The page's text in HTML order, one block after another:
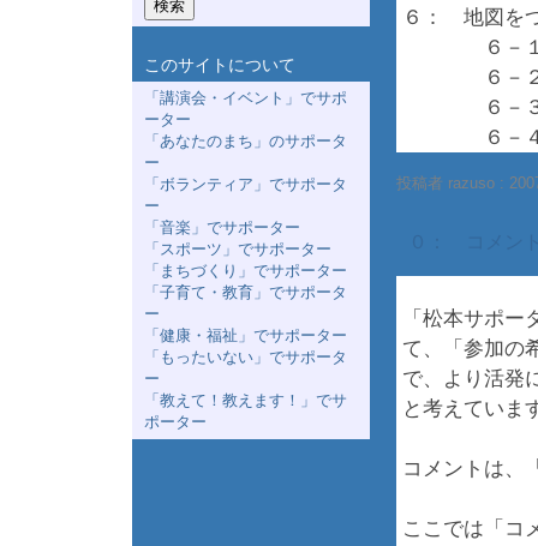
このサイトについて
「講演会・イベント」でサポ
ーター
「あなたのまち」のサポータ
ー
「ボランティア」でサポータ
ー
「音楽」でサポーター
「スポーツ」でサポーター
「まちづくり」でサポーター
「子育て・教育」でサポータ
ー
「健康・福祉」でサポーター
「もったいない」でサポータ
ー
「教えて！教えます！」でサ
ポーター
６： 地図を
６－１：
６－２：
６－３：
６－４：
投稿者 razuso :
「松本サポ
て、「参加の
で、より活発
と考えていま
コメントは、
ここでは「コ